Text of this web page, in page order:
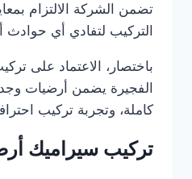
تضمن الشركة الالتزام
التركيب لتفادي أي
باختصار، الاعتماد على
الفجيرة يضمن أرضيات
كاملة، وتجربة تركيب
تركيب سيراميك